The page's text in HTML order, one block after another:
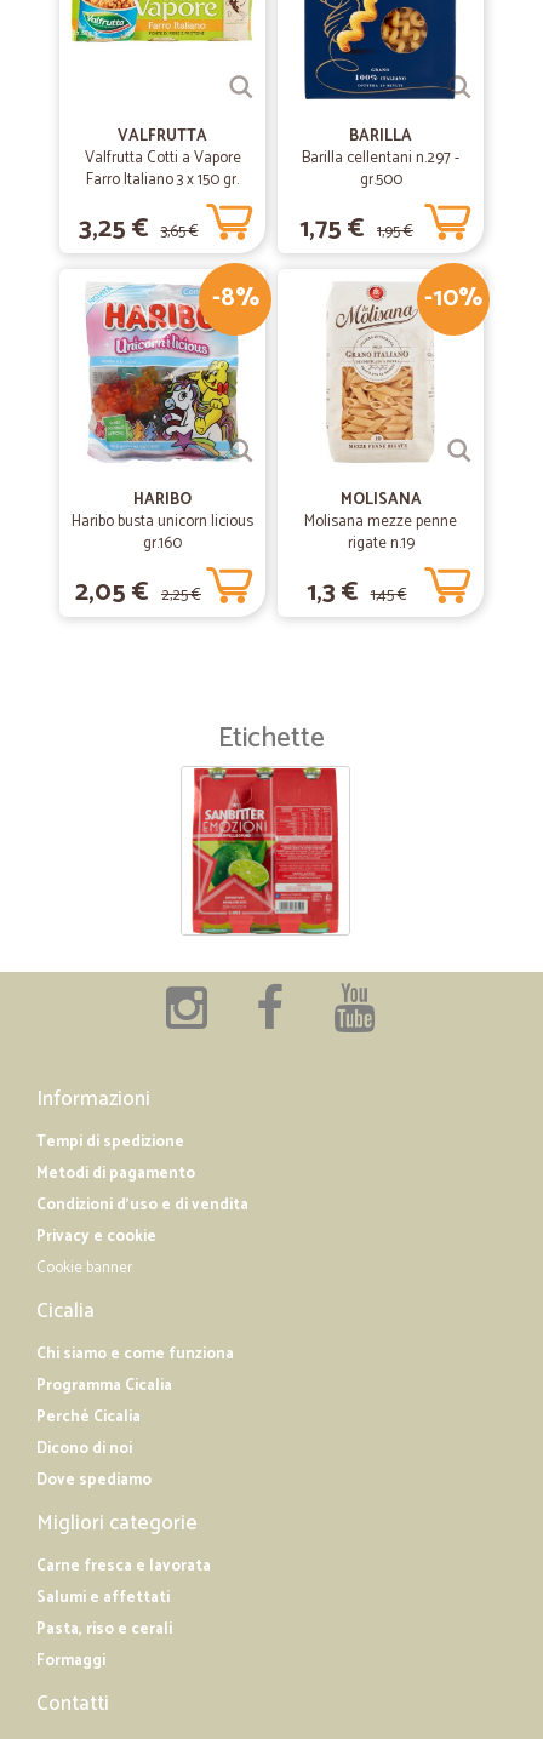
VALFRUTTA
Valfrutta Cotti a Vapore
Farro Italiano 3 x 150 gr.
3,25 € 3,65 €
BARILLA
Barilla cellentani n.297 -
gr.500
1,75 € 1,95 €
-8%
HARIBO
Haribo busta unicorn licious
gr.160
2,05 € 2,25 €
-10%
MOLISANA
Molisana mezze penne
rigate n.19
1,3 € 1,45 €
Etichette
Informazioni
Tempi di spedizione
Metodi di pagamento
Condizioni d'uso e di vendita
Privacy e cookie
Cookie banner
Cicalia
Chi siamo e come funziona
Programma Cicalia
Perché Cicalia
Dicono di noi
Dove spediamo
Migliori categorie
Carne fresca e lavorata
Salumi e affettati
Pasta, riso e cerali
Formaggi
Contatti